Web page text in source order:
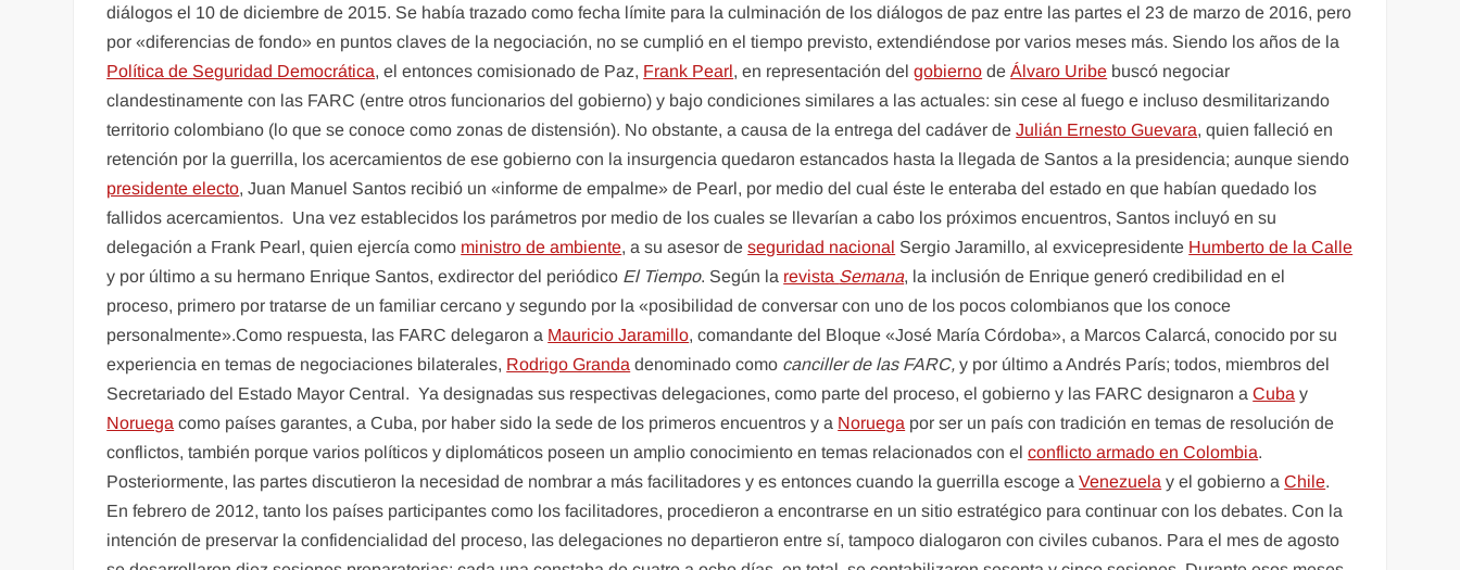
diálogos el 10 de diciembre de 2015. Se había trazado como fecha límite para la culminación de los diálogos de paz entre las partes el 23 de marzo de 2016, pero
por «diferencias de fondo» en puntos claves de la negociación, no se cumplió en el tiempo previsto, extendiéndose por varios meses más. Siendo los años de la
Política de Seguridad Democrática, el entonces comisionado de Paz, Frank Pearl, en representación delgobierno deÁlvaro Uribe buscó negociar
clandestinamente con las FARC (entre otros funcionarios del gobierno) y bajo condiciones similares a las actuales: sin cese al fuego e incluso desmilitarizando
territorio colombiano (lo que se conoce como zonas de distensión). No obstante, a causa de la entrega del cadáver deJulián Ernesto Guevara, quien falleció en
retención por la guerrilla, los acercamientos de ese gobierno con la insurgencia quedaron estancados hasta la llegada de Santos a la presidencia; aunque siendo
presidente electo, Juan Manuel Santos recibió un «informe de empalme» de Pearl, por medio del cual éste le enteraba del estado en que habían quedado los
fallidos acercamientos. Una vez establecidos los parámetros por medio de los cuales se llevarían a cabo los próximos encuentros, Santos incluyó en su
delegación a Frank Pearl, quien ejercía como ministro de ambiente, a su asesor deseguridad nacional Sergio Jaramillo, al exvicepresidente Humberto de la Calle
y por último a su hermano Enrique Santos, exdirector del periódico El Tiempo. Según la revista Semana, la inclusión de Enrique generó credibilidad en el
proceso, primero por tratarse de un familiar cercano y segundo por la «posibilidad de conversar con uno de los pocos colombianos que los conoce
personalmente».Como respuesta, las FARC delegaron a Mauricio Jaramillo, comandante del Bloque «José María Córdoba», a Marcos Calarcá, conocido por su
experiencia en temas de negociaciones bilaterales, Rodrigo Granda denominado como canciller de las FARC, y por último a Andrés París; todos, miembros del
Secretariado del Estado Mayor Central. Ya designadas sus respectivas delegaciones, como parte del proceso, el gobierno y las FARC designaron aCuba y
Noruega como países garantes, a Cuba, por haber sido la sede de los primeros encuentros y a Noruega por ser un país con tradición en temas de resolución de
conflictos, también porque varios políticos y diplomáticos poseen un amplio conocimiento en temas relacionados con elconflicto armado en Colombia.
Posteriormente, las partes discutieron la necesidad de nombrar a más facilitadores y es entonces cuando la guerrilla escoge aVenezuela y el gobierno aChile.
En febrero de 2012, tanto los países participantes como los facilitadores, procedieron a encontrarse en un sitio estratégico para continuar con los debates. Con la
intención de preservar la confidencialidad del proceso, las delegaciones no departieron entre sí, tampoco dialogaron con civiles cubanos. Para el mes de agosto